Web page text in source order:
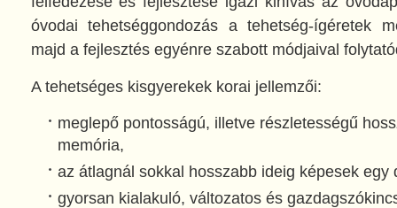
óvodai tehetséggondozás a tehetség-ígéretek
majd a fejlesztés egyénre szabott módjaival
A tehetséges kisgyerekek korai jellemzői:
meglepő pontosságú, illetve részletességű
memória,
az átlagnál sokkal hosszabb ideig képesek egy
gyorsan kialakuló, változatos és